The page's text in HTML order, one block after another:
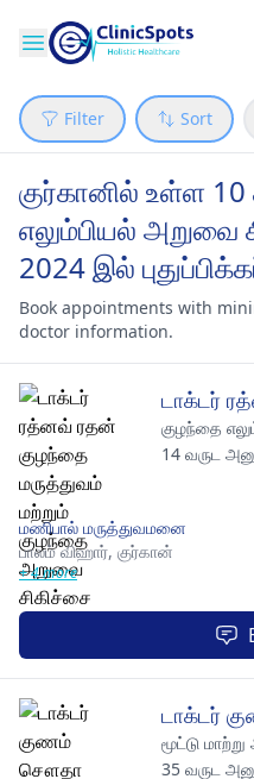
Filter Sort
குர்கானில் உள்ள
எலும்பியல் அறுவை
2024 இல்
Book appointments with
doctor information.
டாக்டர்
குழந்தை
14 வருட
மணிபால் மருத்துவமனை
பாலம் விஹார், குர்கான்
+ 4 more
டாக்டர்
மூட்டு
35 வருட